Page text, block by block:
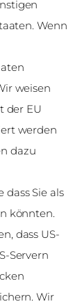
Wenn
weisen
der EU
werden
dazu
Sie als
könnten.
dass US-
Servern
Wir